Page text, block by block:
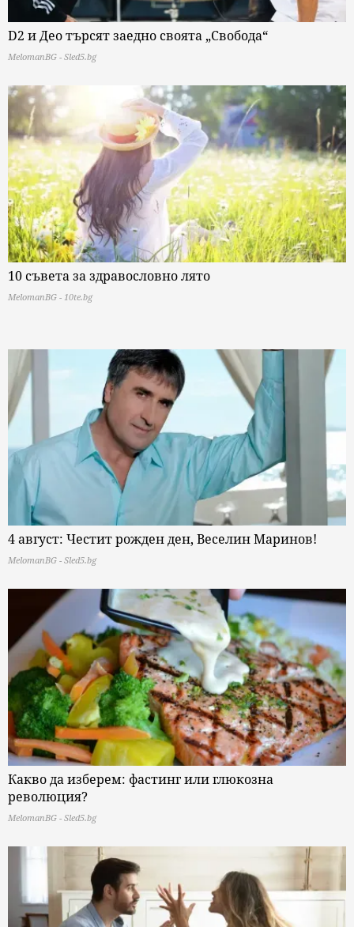
D2 и Део търсят заедно своята „Свобода“
MelomanBG - Sled5.bg
10 съвета за здравословно лято
MelomanBG - 10te.bg
4 август: Честит рожден ден, Веселин Маринов!
MelomanBG - Sled5.bg
Какво да изберем: фастинг или глюкозна
революция?
MelomanBG - Sled5.bg